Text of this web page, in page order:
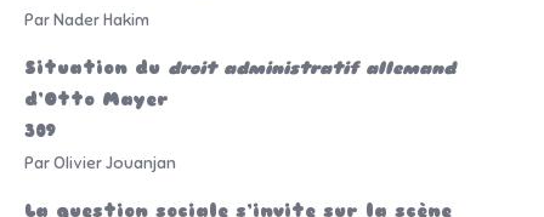
Par Nader Hakim
Situation du droit administratif allemand
d’Otto Mayer
309
Par Olivier Jouanjan
La question sociale s’invite sur la scène